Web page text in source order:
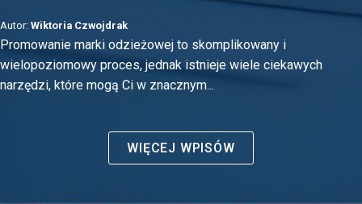
Autor: Wiktoria Czwojdrak
Promowanie marki odzieżowej to skomplikowany i
wielopoziomowy proces, jednak istnieje wiele ciekawych
narzędzi, które mogą Ci w znacznym...
WIĘCEJ WPISÓW